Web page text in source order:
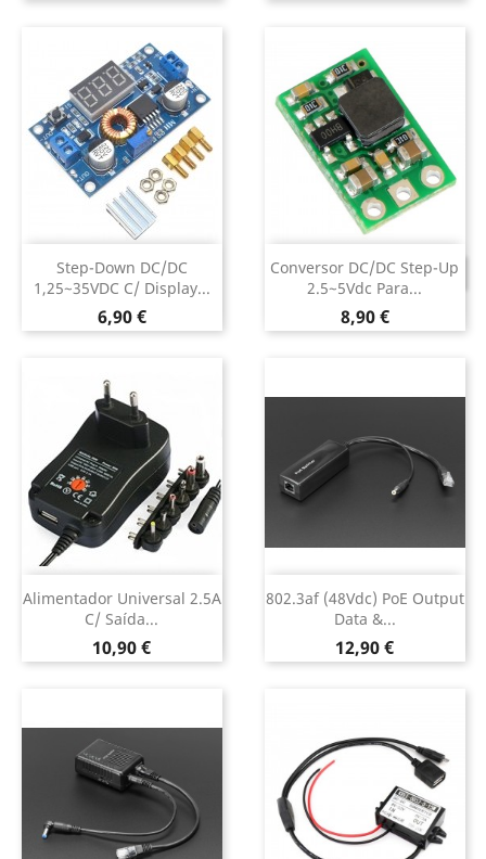
Step-Down DC/DC
1,25~35VDC C/ Display...
Preço
6,90 €
Conversor DC/DC Step-Up
2.5~5Vdc Para...
Preço
8,90 €
DESCONTINUADO
Alimentador Universal 2.5A
C/ Saída...
Preço
10,90 €
802.3af (48Vdc) PoE Output
Data &...
Preço
12,90 €